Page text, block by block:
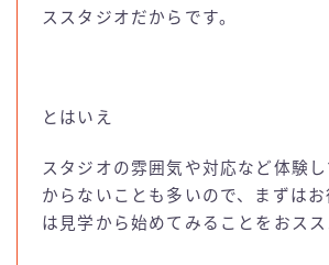
ススタジオだからです。
とはいえ
スタジオの雰囲気や対応など体験
からないことも多いので、まずはお
は見学から始めてみることをおスス